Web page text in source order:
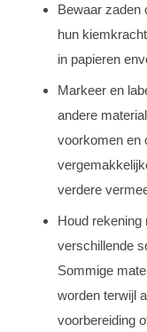
Bewaar zaden
hun
in papieren
Markeer en
andere
voorkomen en
verdere
Houd rekening
verschillende
Sommige
worden terwijl
voorbereiding